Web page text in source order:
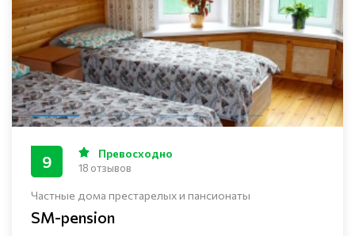
Частные дома престарелых и пансионаты
SM-pension
9 Превосходно
18 отзывов